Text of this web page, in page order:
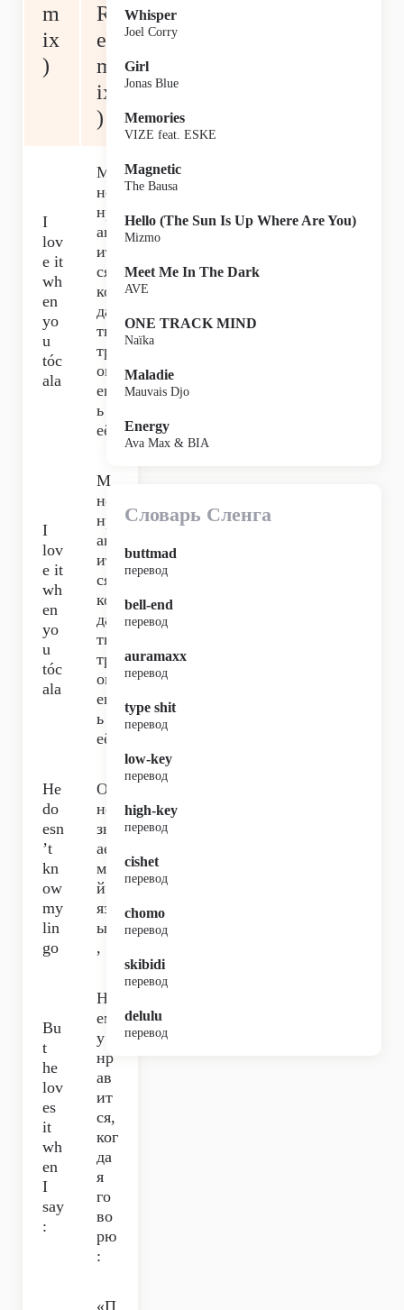
m
ix
)
R
e
m
ix
)
I
lov
e it
wh
en
yo
u
tóc
ala
М
не
нр
ав
ит
ся,
ког
да
ты
тр
ога
еш
ь
её,
I
lov
e it
wh
en
yo
u
tóc
ala
М
не
нр
ав
ит
ся,
ког
да
ты
тр
ога
еш
ь
её,
He
do
esn
’t
kn
ow
my
lin
go
Он
не
зн
ает
мо
й
яз
ык
,
Bu
t
he
lov
es
it
wh
en
I
say
:
Но
ем
у
нр
ав
ит
ся,
ког
да
я
го
во
рю
:
«П
Whisper
Joel Corry
Girl
Jonas Blue
Memories
VIZE feat. ESKE
Magnetic
The Bausa
Hello (The Sun Is Up Where Are You)
Mizmo
Meet Me In The Dark
AVE
ONE TRACK MIND
Naïka
Maladie
Mauvais Djo
Energy
Ava Max & BIA
Словарь Сленга
buttmad
перевод
bell-end
перевод
auramaxx
перевод
type shit
перевод
low-key
перевод
high-key
перевод
cishet
перевод
chomo
перевод
skibidi
перевод
delulu
перевод